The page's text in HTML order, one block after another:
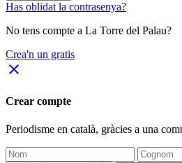
Has oblidat la contrasenya?
No tens compte a La Torre del Palau?
Crea'n un gratis
close
Crear compte
Periodisme en català, gràcies a una